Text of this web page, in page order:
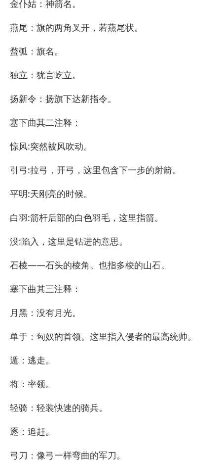
金仆姑：神箭名。
燕尾：旗的两角叉开，若燕尾状。
蝥弧：旗名。
独立：犹言屹立。
扬新令：扬旗下达新指令。
塞下曲其二注释：
惊风:突然被风吹动。
引弓:拉弓，开弓，这里包含下一步的射箭。
平明:天刚亮的时候。
白羽:箭杆后部的白色羽毛，这里指箭。
没:陷入，这里是钻进的意思。
石棱――石头的棱角。也指多棱的山石。
塞下曲其三注释：
月黑：没有月光。
单于：匈奴的首领。这里指入侵者的最高统帅。
遁：逃走。
将：率领。
轻骑：轻装快速的骑兵。
逐：追赶。
弓刀：像弓一样弯曲的军刀。